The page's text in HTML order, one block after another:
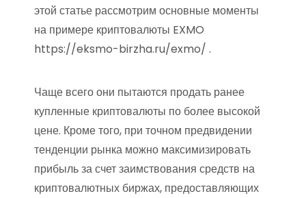
этой статье рассмотрим основные моменты
на примере криптовалюты EXMO
https://eksmo-birzha.ru/exmo/ .
Чаще всего они пытаются продать ранее
купленные криптовалюты по более высокой
цене. Кроме того, при точном предвидении
тенденции рынка можно максимизировать
прибыль за счет заимствования средств на
криптовалютных биржах, предоставляющих